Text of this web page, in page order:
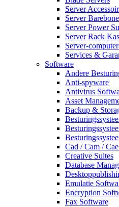
Server
Server Barebone
Server Power
Server Rack
Server-
Services &
Software
Andere
Anti-spyware
Antivirus
Asset
Backup &
Cad / Cam /
Creative Suites
Database
Emulatie
Encryption
Fax Software